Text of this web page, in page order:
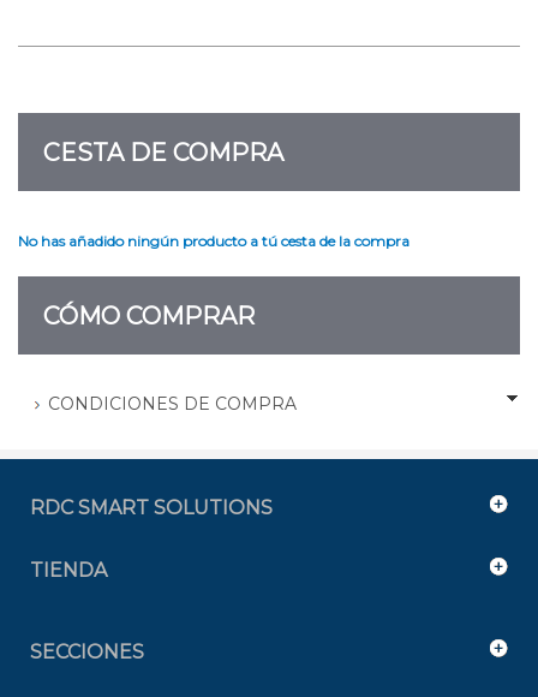
CESTA DE COMPRA
No has añadido ningún producto a tú cesta de la compra
CÓMO COMPRAR
CONDICIONES DE COMPRA
RDC SMART SOLUTIONS
TIENDA
SECCIONES